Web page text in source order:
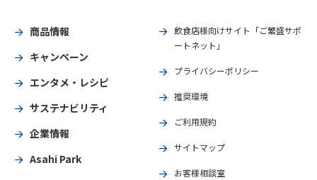
商品情報
キャンペーン
エンタメ・レシピ
サステナビリティ
企業情報
Asahi Park
飲食店様向けサイト「ご繁盛サポ
ートネット」
プライバシーポリシー
推奨環境
ご利用規約
サイトマップ
お客様相談室